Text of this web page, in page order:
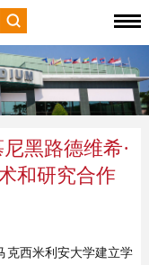
黑路德维希·
和研究合作
克西米利安大学建立学